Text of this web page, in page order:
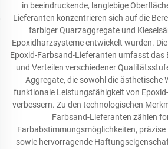
in beeindruckende, langlebige
Lieferanten konzentrieren sich auf die
farbiger Quarzaggregate und
Epoxidharzsysteme entwickelt wurden.
Epoxid-Farbsand-Lieferanten umfasst das
und Verteilen verschiedener
Aggregate, die sowohl die ästhetische
funktionale Leistungsfähigkeit von
verbessern. Zu den technologischen
Farbsand-Lieferanten zählen
Farbabstimmungsmöglichkeiten,
sowie hervorragende